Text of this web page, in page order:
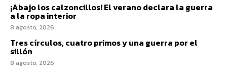
¡Abajo los calzoncillos! El verano declara la guerra
a la ropa interior
8 agosto, 2026
Tres círculos, cuatro primos y una guerra por el
sillón
8 agosto, 2026